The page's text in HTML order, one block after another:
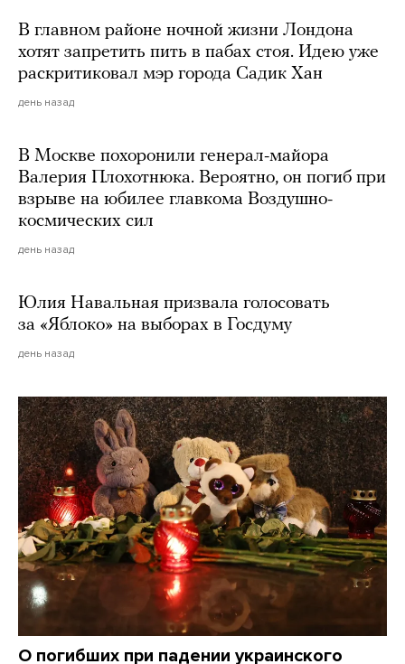
В главном районе ночной жизни Лондона
хотят запретить пить в пабах стоя. Идею уже
раскритиковал мэр города Садик Хан
день назад
В Москве похоронили генерал-майора
Валерия Плохотнюка. Вероятно, он погиб при
взрыве на юбилее главкома Воздушно-
космических сил
день назад
Юлия Навальная призвала голосовать
за «Яблоко» на выборах в Госдуму
день назад
О погибших при падении украинского